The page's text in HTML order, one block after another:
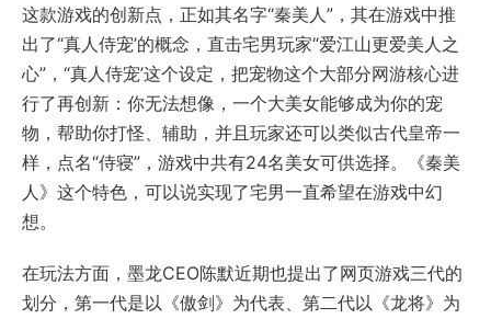
这款游戏的创新点，正如其名字“秦美人”，其在游戏中推
出了“真人侍宠’的概念，直击宅男玩家“爱江山更爱美人之
心”，“真人侍宠’这个设定，把宠物这个大部分网游核心进
行了再创新：你无法想像，一个大美女能够成为你的宠
物，帮助你打怪、辅助，并且玩家还可以类似古代皇帝一
样，点名“侍寝”，游戏中共有24名美女可供选择。《秦美
人》这个特色，可以说实现了宅男一直希望在游戏中幻
想。
在玩法方面，墨龙CEO陈默近期也提出了网页游戏三代的
划分，第一代是以《傲剑》为代表、第二代以《龙将》为